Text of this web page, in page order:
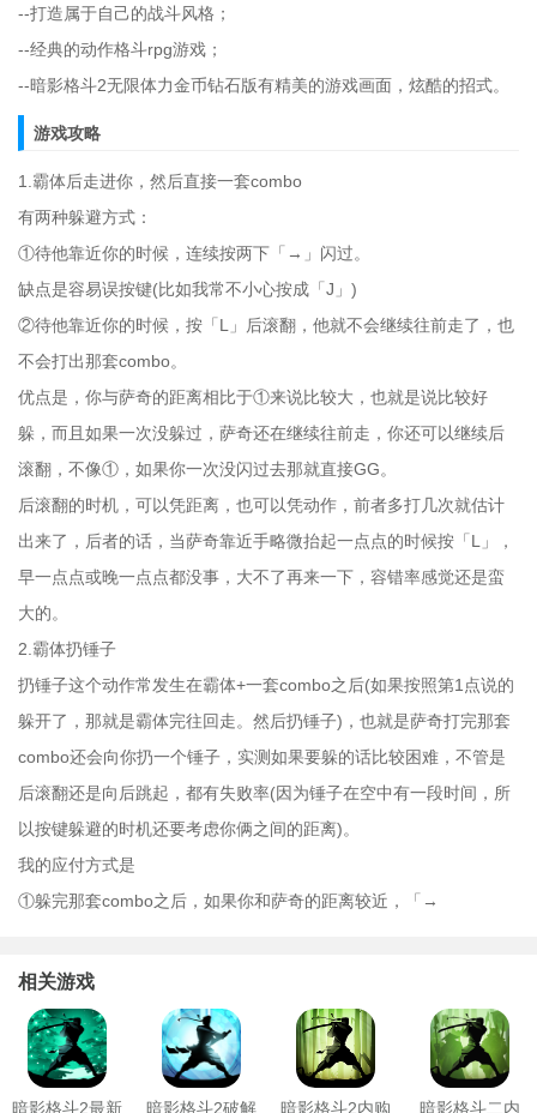
--打造属于自己的战斗风格；
--经典的动作格斗rpg游戏；
--暗影格斗2无限体力金币钻石版有精美的游戏画面，炫酷的招式。
游戏攻略
1.霸体后走进你，然后直接一套combo
有两种躲避方式：
①待他靠近你的时候，连续按两下「→」闪过。
缺点是容易误按键(比如我常不小心按成「J」)
②待他靠近你的时候，按「L」后滚翻，他就不会继续往前走了，也
不会打出那套combo。
优点是，你与萨奇的距离相比于①来说比较大，也就是说比较好
躲，而且如果一次没躲过，萨奇还在继续往前走，你还可以继续后
滚翻，不像①，如果你一次没闪过去那就直接GG。
后滚翻的时机，可以凭距离，也可以凭动作，前者多打几次就估计
出来了，后者的话，当萨奇靠近手略微抬起一点点的时候按「L」，
早一点点或晚一点点都没事，大不了再来一下，容错率感觉还是蛮
大的。
2.霸体扔锤子
扔锤子这个动作常发生在霸体+一套combo之后(如果按照第1点说的
躲开了，那就是霸体完往回走。然后扔锤子)，也就是萨奇打完那套
combo还会向你扔一个锤子，实测如果要躲的话比较困难，不管是
后滚翻还是向后跳起，都有失败率(因为锤子在空中有一段时间，所
以按键躲避的时机还要考虑你俩之间的距离)。
我的应付方式是
①躲完那套combo之后，如果你和萨奇的距离较近，「→
相关游戏
暗影格斗2最新 暗影格斗2破解 暗影格斗2内购 暗影格斗二内